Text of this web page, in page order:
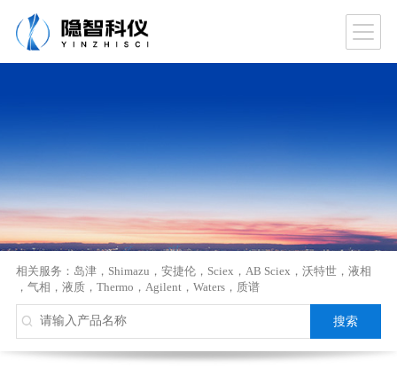
相关服务： 岛津， Shimazu ， 安捷伦， Sciex ， AB Sciex ， 沃特世， 液相
， 气相 ， 液质， Thermo ， Agilent ， Waters， 质谱